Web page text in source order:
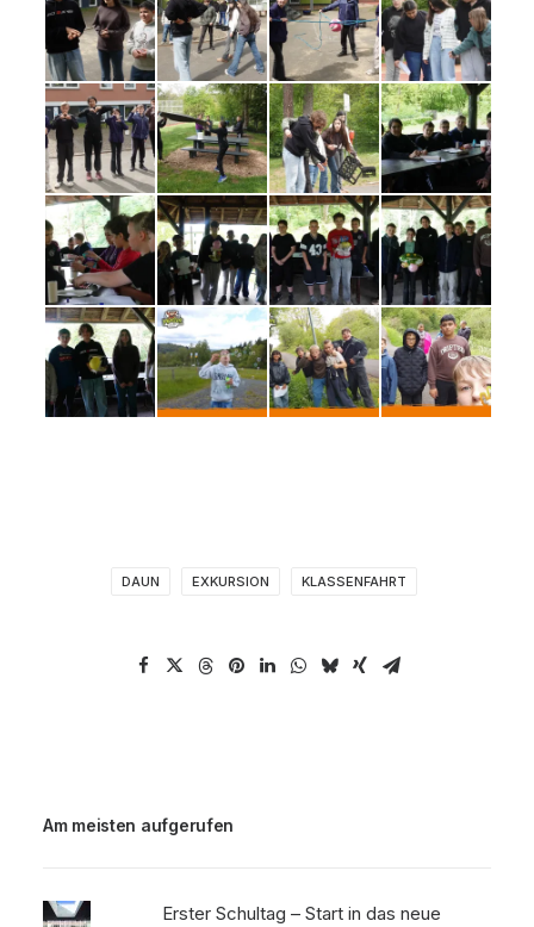
DAUN EXKURSION KLASSENFAHRT
Am meisten aufgerufen
Erster Schultag – Start in das neue